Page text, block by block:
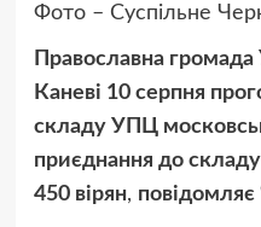
Фото – Суспільне
Православна громада
Каневі 10 серпня
складу УПЦ
приєднання до
450 вірян, повідомляє